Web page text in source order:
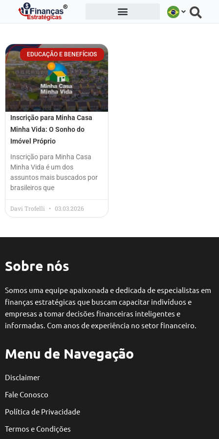
EDUCAÇÃO E BENEFÍCIOS
Inscrição para Minha Casa
Minha Vida: O Sonho do
Imóvel Próprio
Inscrição para Minha Casa
Minha Vida é um dos
assuntos mais buscados por
brasileiros que
Davi Trofelli 03.03.2026
Sobre nós
Somos uma equipe apaixonada e dedicada de especialistas em
finanças estratégicas que buscam capacitar indivíduos e
empresas a tomar decisões financeiras inteligentes e
informadas. Com anos de experiência no setor financeiro.
Menu de Navegação
Disclaimer
Fale Conosco
Política de Privacidade
Termos e Condições